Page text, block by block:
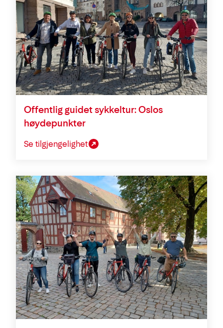
Offentlig guidet sykkeltur: Oslos
høydepunkter
Se tilgjengelighet